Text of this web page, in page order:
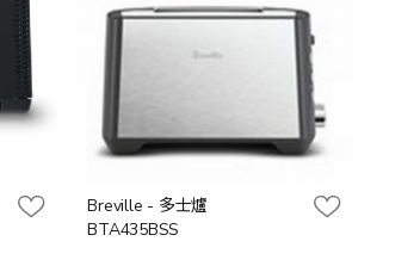
Breville - 多士爐
BTA435BSS